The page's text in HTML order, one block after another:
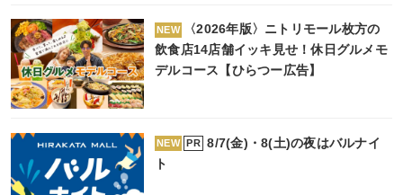
NEW
〈2026年版〉ニトリモール枚方の
飲食店14店舗イッキ見せ！休日グルメモ
デルコース【ひらつー広告】
NEW PR
8/7(金)・8(土)の夜はバルナイ
ト